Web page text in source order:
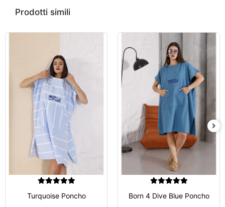
Prodotti simili
Turquoise Poncho Born 4 Dive Blue Poncho